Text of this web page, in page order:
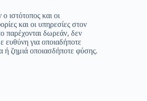
ιστότοπος και οι
και οι υπηρεσίες στον
παρέχονται δωρεάν, δεν
ευθύνη για οποιαδήποτε
ή ζημιά οποιασδήποτε φύσης.